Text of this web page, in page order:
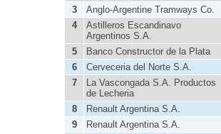
3 Anglo-Argentine Tramways Co.
4
Astilleros Escandinavo
Argentinos S.A.
5 Banco Constructor de la Plata
6
Cerveceria del Norte S.A.
7
La Vascongada S.A. Productos
de Lecheria
8 Renault Argentina S.A.
9
Renault Argentina S.A.